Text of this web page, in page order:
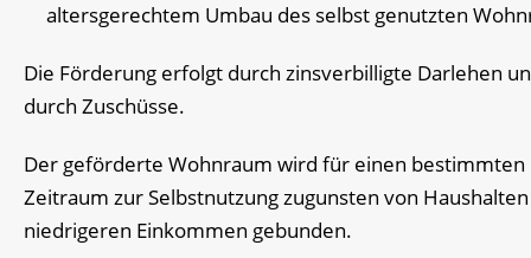
altersgerechtem Umbau des selbst genutzten
Die Förderung erfolgt durch zinsverbilligte Darlehen
durch Zuschüsse.
Der geförderte Wohnraum wird für einen bestimmten
Zeitraum zur Selbstnutzung zugunsten von
niedrigeren Einkommen gebunden.